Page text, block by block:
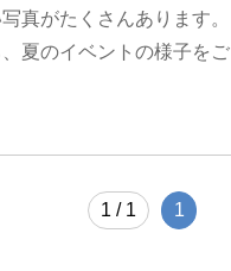
真がたくさんあります
夏のイベントの様子を
1 / 1 1